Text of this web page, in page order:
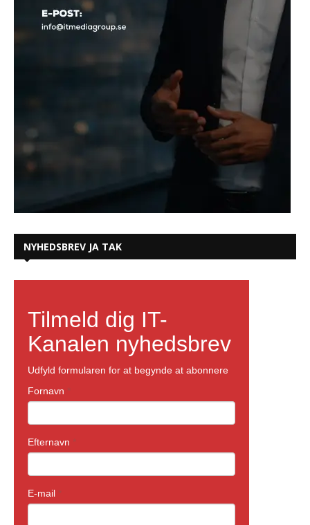
NYHEDSBREV JA TAK